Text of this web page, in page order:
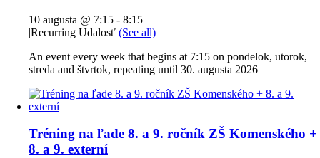
10 augusta @ 7:15 - 8:15
|Recurring Udalosť (See all)
An event every week that begins at 7:15 on pondelok, utorok,
streda and štvrtok, repeating until 30. augusta 2026
Tréning na ľade 8. a 9. ročník ZŠ Komenského +
8. a 9. externí